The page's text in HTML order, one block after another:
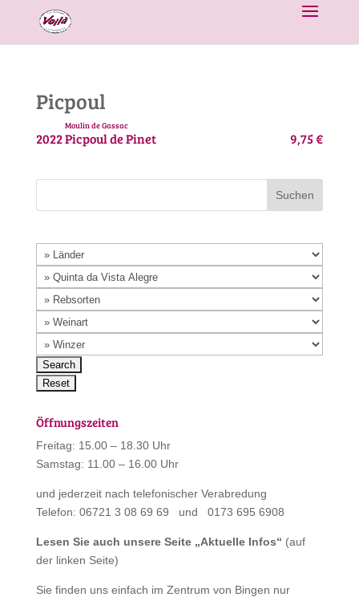
Picpoul
2022
Moulin de Gassac
Picpoul de Pinet 9,75 €
Öffnungszeiten
Freitag: 15.00 – 18.30 Uhr
Samstag: 11.00 – 16.00 Uhr
und jederzeit nach telefonischer Verabredung
Telefon: 06721 3 08 69 69 und 0173 695 6908
Lesen Sie auch unsere Seite „Aktuelle Infos“ (auf
der linken Seite)
Sie finden uns einfach im Zentrum von Bingen nur